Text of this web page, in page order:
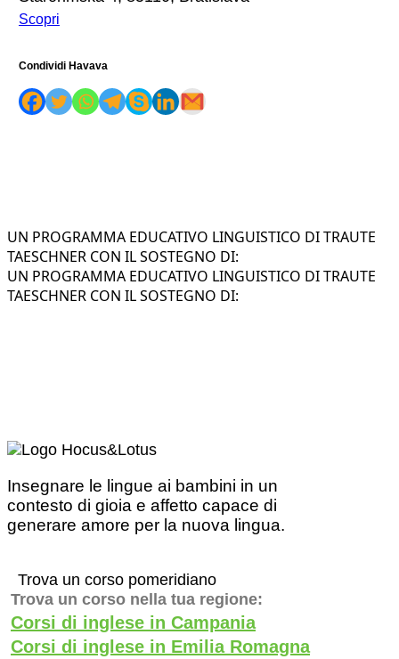
Scopri
Condividi Havava
UN PROGRAMMA EDUCATIVO LINGUISTICO DI TRAUTE
TAESCHNER CON IL SOSTEGNO DI:
UN PROGRAMMA EDUCATIVO LINGUISTICO DI TRAUTE
TAESCHNER CON IL SOSTEGNO DI:
Insegnare le lingue ai bambini in un
contesto di gioia e affetto capace di
generare amore per la nuova lingua.
Trova un corso pomeridiano
Trova un corso nella tua regione:
Corsi di inglese in Campania
Corsi di inglese in Emilia Romagna